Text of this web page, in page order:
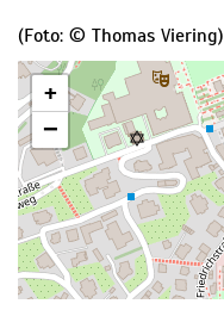
(Foto: © Thomas Viering)
+
−